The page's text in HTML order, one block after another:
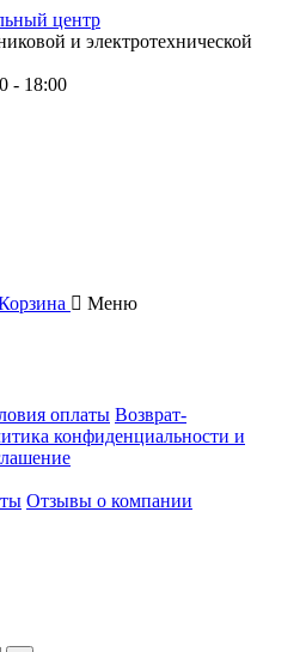
и электротехнической
- 18:00
Меню
оплаты Возврат-
конфиденциальности и
Отзывы о компании